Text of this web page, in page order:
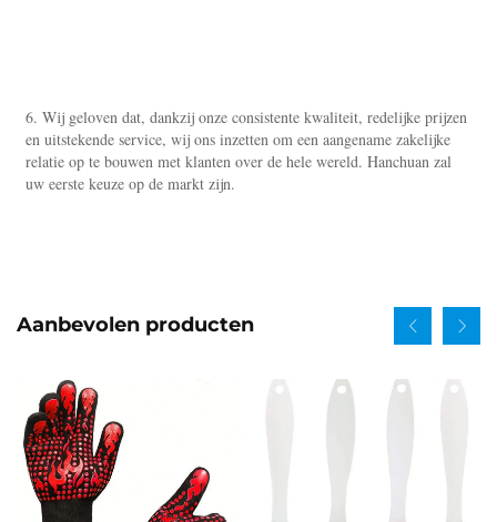
6. Wij geloven dat, dankzij onze consistente kwaliteit, redelijke prijzen
en uitstekende service, wij ons inzetten om een aangename zakelijke
relatie op te bouwen met klanten over de hele wereld. Hanchuan zal
uw eerste keuze op de markt zijn.
Aanbevolen producten